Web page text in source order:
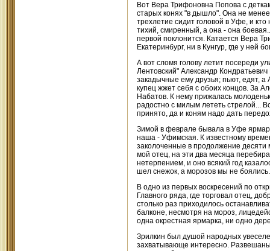
Вот Вера Трифоновна Попова с
старых конях "в дышло". Она не
трехлетие сидит головой в Уфе, и
тихий, смиренный, а она - она
первой поклонится. Катается Вера
Екатеринбург, ни в Кунгур, где у ней
А вот сломя голову летит посереди
Лентовский" Александр
закадычные ему друзья; пьют, едят,
купец жжет себя с обоих концов. За
Набатов. К нему прижалась
радостно с милым лететь стрелой...
принято, да и коням надо дать
Зимой в феврале бывала в Уфе
наша - Уфимская. К известному
заколоченные в продолжение десяти
мой отец, на эти два месяца
нетерпением, и оно всякий год
шел снежок, а морозов мы не
В одно из первых воскресений по
Главного ряда, где торговал отец,
столько раз приходилось
балконе, несмотря на мороз,
одна окрестная ярмарка, ни одно
Зрилкин был душой народных
захватывающе интересно.